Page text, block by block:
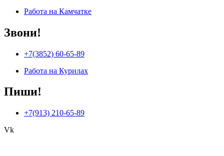
Работа на Камчатке
Звони!
+7(3852) 60-65-89
Работа на Курилах
Пиши!
+7(913) 210-65-89
Vk